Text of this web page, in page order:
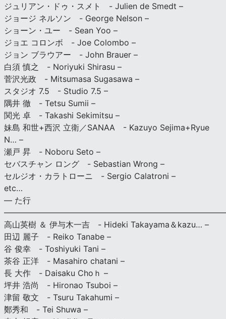
ジュリアン・ドゥ・スメト - Julien de Smedt –
ジョージ ネルソン - George Nelson –
ショーン・ユー - Sean Yoo –
ジョエ コロンボ - Joe Colombo –
ジョン ブラウアー - John Brauer –
白須 慎之 - Noriyuki Shirasu –
菅沢光政 - Mitsumasa Sugasawa –
スタジオ 7.5 - Studio 7.5 –
隅井 徹 - Tetsu Sumii –
関光 卓 - Takashi Sekimitsu –
妹島 和世+西沢 立衛／SANAA - Kazuyo Sejima+Ryue
N… –
瀬戸 昇 - Noboru Seto –
セバスチャン ロング - Sebastian Wrong –
セルジオ・カラトローニ - Sergio Calatroni –
etc…
— た行
高山英樹 ＆ 伊与木一吉 - Hideki Takayama＆kazu… –
田辺 麗子 - Reiko Tanabe –
谷 俊幸 - Toshiyuki Tani –
茶谷 正洋 - Masahiro chatani –
長 大作 - Daisaku Choｈ –
坪井 浩尚 - Hironao Tsuboi –
津留 敬文 - Tsuru Takahumi –
鄭秀和 - Tei Shuwa –